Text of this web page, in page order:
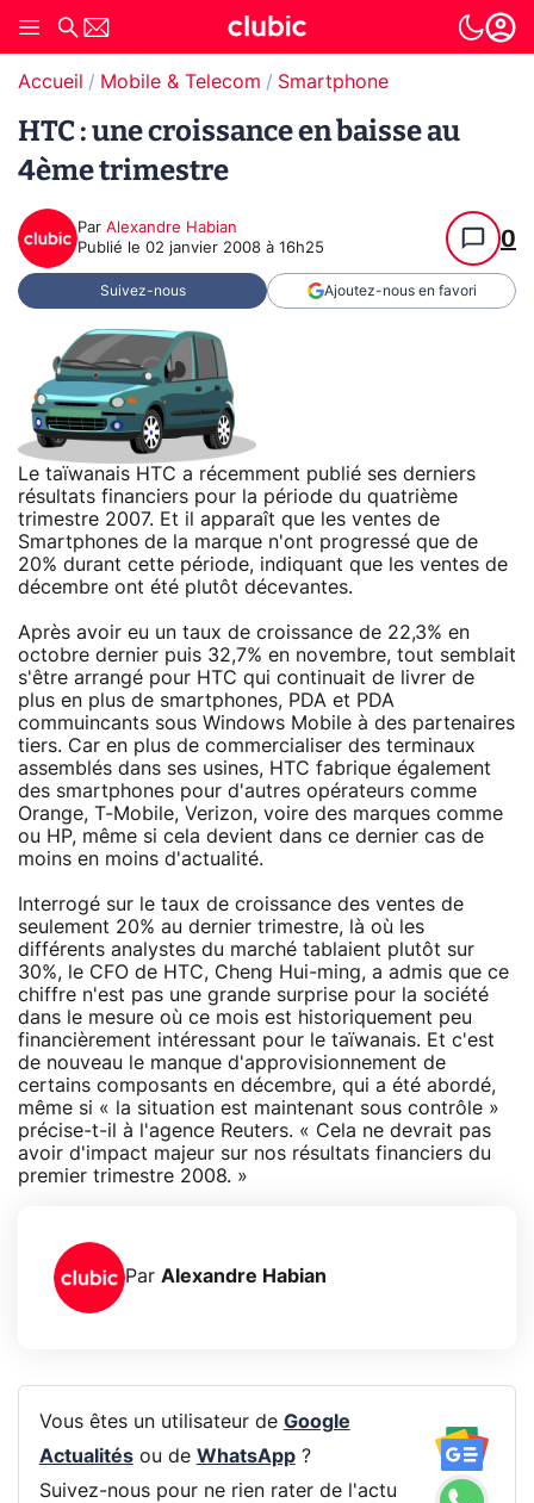
Accueil Mobile & Telecom Smartphone
HTC : une croissance en baisse au
4ème trimestre
Par Alexandre Habian
Publié le 02 janvier 2008 à 16h25 0
Suivez-nous Ajoutez-nous en favori
Le taïwanais HTC a récemment publié ses derniers
résultats financiers pour la période du quatrième
trimestre 2007. Et il apparaît que les ventes de
Smartphones de la marque n'ont progressé que de
20% durant cette période, indiquant que les ventes de
décembre ont été plutôt décevantes.
Après avoir eu un taux de croissance de 22,3% en
octobre dernier puis 32,7% en novembre, tout semblait
s'être arrangé pour HTC qui continuait de livrer de
plus en plus de smartphones, PDA et PDA
commuincants sous Windows Mobile à des partenaires
tiers. Car en plus de commercialiser des terminaux
assemblés dans ses usines, HTC fabrique également
des smartphones pour d'autres opérateurs comme
Orange, T-Mobile, Verizon, voire des marques comme
ou HP, même si cela devient dans ce dernier cas de
moins en moins d'actualité.
Interrogé sur le taux de croissance des ventes de
seulement 20% au dernier trimestre, là où les
différents analystes du marché tablaient plutôt sur
30%, le CFO de HTC, Cheng Hui-ming, a admis que ce
chiffre n'est pas une grande surprise pour la société
dans le mesure où ce mois est historiquement peu
financièrement intéressant pour le taïwanais. Et c'est
de nouveau le manque d'approvisionnement de
certains composants en décembre, qui a été abordé,
même si « la situation est maintenant sous contrôle »
précise-t-il à l'agence Reuters. « Cela ne devrait pas
avoir d'impact majeur sur nos résultats financiers du
premier trimestre 2008. »
Par Alexandre Habian
Vous êtes un utilisateur de Google
Actualitésou de WhatsApp?
Suivez-nous pour ne rien rater de l'actu